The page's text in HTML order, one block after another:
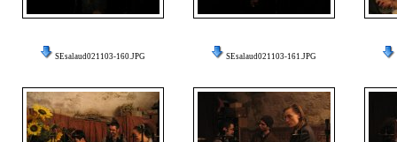
SEsalaud021103-160.JPG SEsalaud021103-161.JPG